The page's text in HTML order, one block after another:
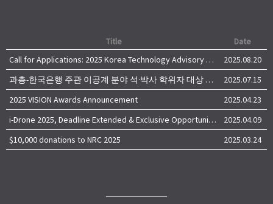
Title
Date
Call for Applications: 2025 Korea Technology Advisory Group (K-TAG)
2025.08.20
과총-한국은행 주관 이공계 분야 석·박사 학위자 대상 서베이
2025.07.15
2025 VISION Awards Announcement
2025.04.23
i-Drone 2025, Deadline Extended & Exclusive Opportunity to Travel to Korea!
2025.04.09
$10,000 donations to NRC 2025
2025.03.24